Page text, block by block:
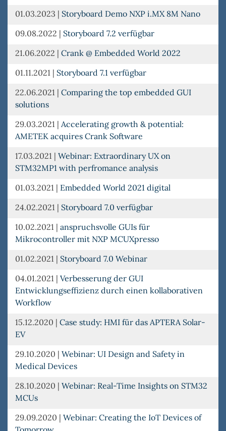
01.03.2023 | Storyboard Demo NXP i.MX 8M Nano
09.08.2022 | Storyboard 7.2 verfügbar
21.06.2022 | Crank @ Embedded World 2022
01.11.2021 | Storyboard 7.1 verfügbar
22.06.2021 | Comparing the top embedded GUI
solutions
29.03.2021 | Accelerating growth & potential:
AMETEK acquires Crank Software
17.03.2021 | Webinar: Extraordinary UX on
STM32MP1 with perfromance analysis
01.03.2021 | Embedded World 2021 digital
24.02.2021 | Storyboard 7.0 verfügbar
10.02.2021 | anspruchsvolle GUIs für
Mikrocontroller mit NXP MCUXpresso
01.02.2021 | Storyboard 7.0 Webinar
04.01.2021 | Verbesserung der GUI
Entwicklungseffizienz durch einen kollaborativen
Workflow
15.12.2020 | Case study: HMI für das APTERA Solar-
EV
29.10.2020 | Webinar: UI Design and Safety in
Medical Devices
28.10.2020 | Webinar: Real-Time Insights on STM32
MCUs
29.09.2020 | Webinar: Creating the IoT Devices of